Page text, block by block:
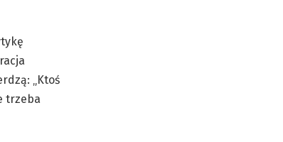
„Ktoś
trzeba